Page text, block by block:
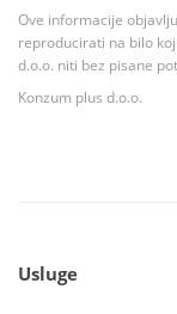
Ove informacije
reproducirati na bilo
d.o.o. niti bez pisane
Konzum plus d.o.o.
Usluge